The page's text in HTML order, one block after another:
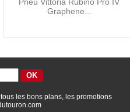
Graphene...
les bons plans, les promotions